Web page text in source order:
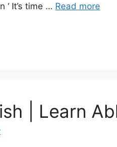
‘ It’s time … Read more
| Learn